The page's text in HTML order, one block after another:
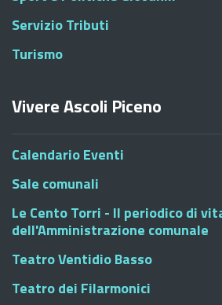
Servizio Tributi
Turismo
Vivere Ascoli Piceno
Calendario Eventi
Sale comunali
Le Cento Torri - Il periodico di
dell'Amministrazione comunale
Teatro Ventidio Basso
Teatro dei Filarmonici